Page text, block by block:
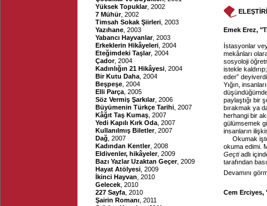
Yüksek Topuklar, 2002
7 Mühür, 2002
Timsah Sokak Şiirleri , 2003
Yazıhane , 2003
Yabancı Hayvanlar, 2003
Erkeklerin Hikâyeleri , 2004
Eteğimdeki Taşlar, 2004
Çador, 2004
Kadınlığın 21 Hikâyesi , 2004
Bir Kutu Daha , 2004
Beşpeşe , 2004
Elli Parça , 2005
Söz Vermiş Şarkılar, 2006
Büyümenin Türkçe Tarihi , 2007
Kâğıt Taş Kumaş , 2007
Yedi Kapılı Kırk Oda , 2007
Kullanılmış Biletler, 2007
Dağ , 2007
Kadından Kentler, 2008
Eldivenler, hikâyeler, 2009
Bazı Yazlar Uzaktan Geçer, 2009
Hayat Atölyesi , 2009
İkinci Hayvan , 2010
Gelecek , 2010
227 Sayfa , 2010
Şairin Romanı , 2011
Emek Erez,
İstasyonlar
mekânları
sosyoloji
istekle
eder”
Yığın,
paylaştığı bir
bırakmak ya
herhangi bir
gülümsemek
insanların
Okumak
okuma edimi.
Geçtiadlı
tarafından
Devamını
Cem Erciyes,